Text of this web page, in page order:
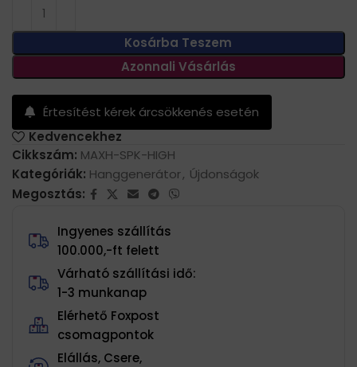
Kosárba Teszem
Azonnali Vásárlás
Értesítést kérek árcsökkenés esetén
Kedvencekhez
Cikkszám: MAXH-SPK-HIGH
Kategóriák: Hanggenerátor, Újdonságok
Megosztás:
Ingyenes szállítás
100.000,-ft felett
Várható szállítási idő:
1-3 munkanap
Elérhető Foxpost
csomagpontok
Elállás, Csere,